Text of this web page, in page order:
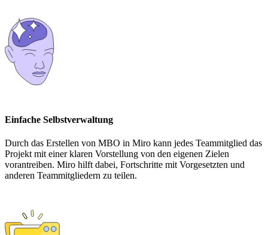
Einfache Selbstverwaltung
Durch das Erstellen von MBO in Miro kann jedes Teammitglied das
Projekt mit einer klaren Vorstellung von den eigenen Zielen
vorantreiben. Miro hilft dabei, Fortschritte mit Vorgesetzten und
anderen Teammitgliedern zu teilen.